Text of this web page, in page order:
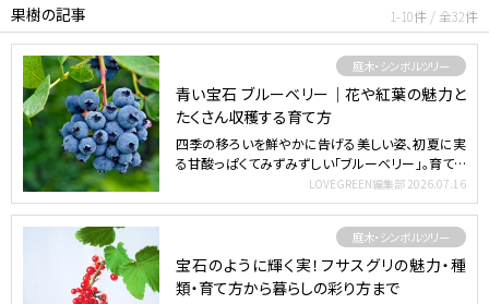
果樹の記事 1-10件 / 全32件
庭木・シンボルツリー
青い宝石 ブルーベリー｜花や紅葉の魅力と
たくさん収穫する育て方
四季の移ろいを鮮やかに告げる美しい姿、初夏に実
る甘酸っぱくてみずみずしい「ブルーベリー」。育てる
LOVEGREEN編集部 2026.07.16
庭木・シンボルツリー
宝石のように輝く実！フサスグリの魅力・種
類・育て方から暮らしの彩り方まで